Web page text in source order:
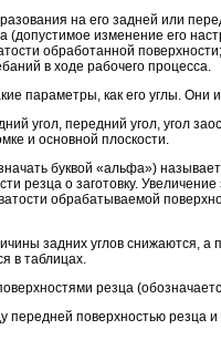
на его задней или
(допустимое изменение его
обработанной поверхности;
в ходе рабочего процесса.
параметры, как его углы.
угол, передний угол, угол
и основной плоскости.
буквой «альфа»)
резца о заготовку.
обрабатываемой
задних углов снижаются,
в таблицах.
резца
передней поверхностью резца